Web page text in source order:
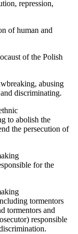
repression,
of human and
of the Polish
abusing
discriminating.
to abolish the
the persecution of
for the
tormentors
tormentors and
responsible